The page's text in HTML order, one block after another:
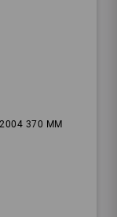
2004 370 MM